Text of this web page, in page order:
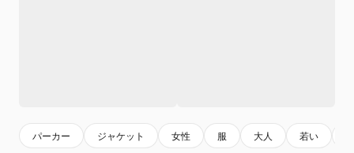
パーカー ジャケット 女性 服 大人 若い